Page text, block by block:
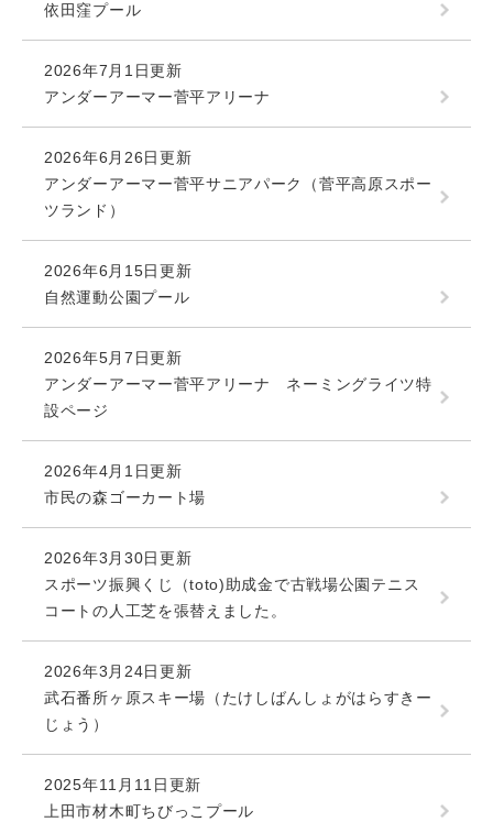
依田窪プール
2026年7月1日更新
アンダーアーマー菅平アリーナ
2026年6月26日更新
アンダーアーマー菅平サニアパーク（菅平高原スポー
ツランド）
2026年6月15日更新
自然運動公園プール
2026年5月7日更新
アンダーアーマー菅平アリーナ ネーミングライツ特
設ページ
2026年4月1日更新
市民の森ゴーカート場
2026年3月30日更新
スポーツ振興くじ（toto)助成金で古戦場公園テニス
コートの人工芝を張替えました。
2026年3月24日更新
武石番所ヶ原スキー場（たけしばんしょがはらすきー
じょう）
2025年11月11日更新
上田市材木町ちびっこプール